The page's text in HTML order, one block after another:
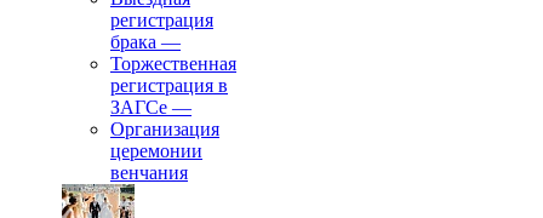
регистрация
брака —
Торжественная
регистрация в
ЗАГСе —
Организация
церемонии
венчания